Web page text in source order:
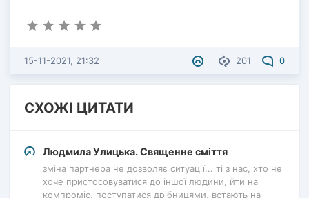
201 0
15-11-2021, 21:32
СХОЖІ ЦИТАТИ
Людмила Улицька. Священне сміття
зміна партнера не дозволяє ситуації... ті з нас, хто не
хоче пристосовуватися до іншої людини, йти на
компроміс, поступатися дрібницями, встають на